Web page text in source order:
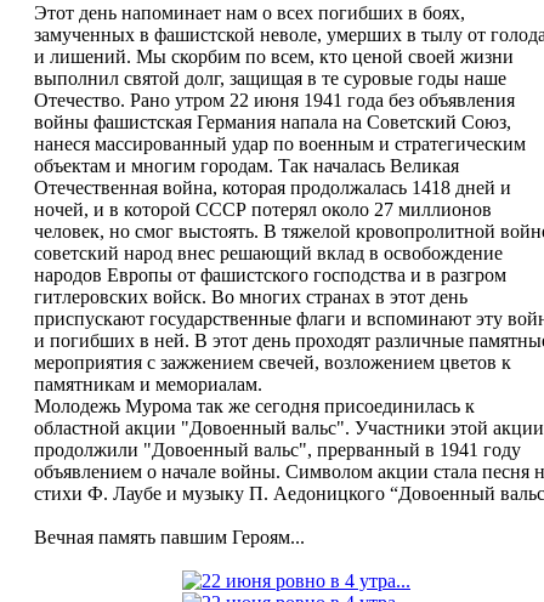
Этот день напоминает нам о всех погибших в боях,
замученных в фашистской неволе, умерших в тылу от
и лишений. Мы скорбим по всем, кто ценой своей жизни
выполнил святой долг, защищая в те суровые годы наше
Отечество. Рано утром 22 июня 1941 года без объявления
войны фашистская Германия напала на Советский Союз,
нанеся массированный удар по военным и стратегическим
объектам и многим городам. Так началась Великая
Отечественная война, которая продолжалась 1418 дней и
ночей, и в которой СССР потерял около 27 миллионов
человек, но смог выстоять. В тяжелой кровопролитной
советский народ внес решающий вклад в освобождение
народов Европы от фашистского господства и в разгром
гитлеровских войск. Во многих странах в этот день
приспускают государственные флаги и вспоминают эту
и погибших в ней. В этот день проходят различные
мероприятия с зажжением свечей, возложением цветов к
памятникам и мемориалам.
Молодежь Мурома так же сегодня присоединилась к
областной акции "Довоенный вальс". Участники этой акции
продолжили "Довоенный вальс", прерванный в 1941 году
объявлением о начале войны. Символом акции стала песня
стихи Ф. Лаубе и музыку П. Аедоницкого “Довоенный
Вечная память павшим Героям...